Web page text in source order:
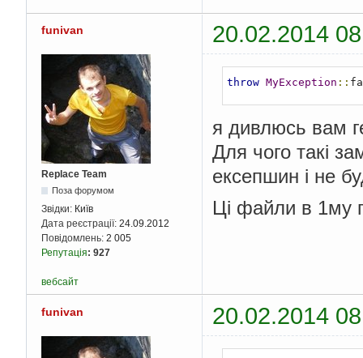
funivan 20.02.2014
Replace Team
Поза форумом
Звідки: Київ
Дата реєстрації: 24.09.2012
Повідомлень: 2 005
Репутація: 927
throw MyException ::
я дивлюсь вам
Для чого такі
ексепшин і не
Ці файли в 1му
вебсайт
funivan 20.02.2014